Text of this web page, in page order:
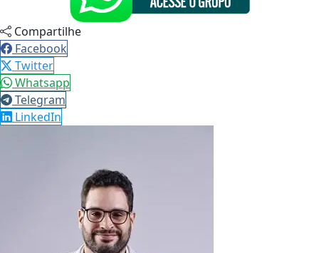
Compartilhe
Facebook
Twitter
Whatsapp
Telegram
LinkedIn